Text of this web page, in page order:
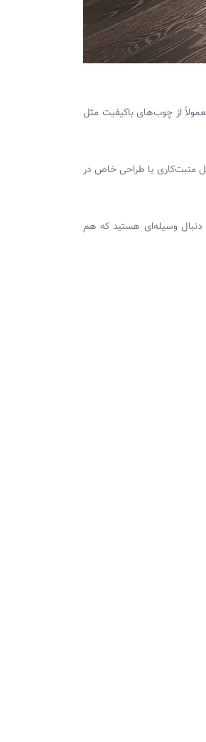
از چوب‌های باکیفیت مثل
منبت‌کاری یا طراحی خاص در
دنبال وسیله‌ای هستید که هم